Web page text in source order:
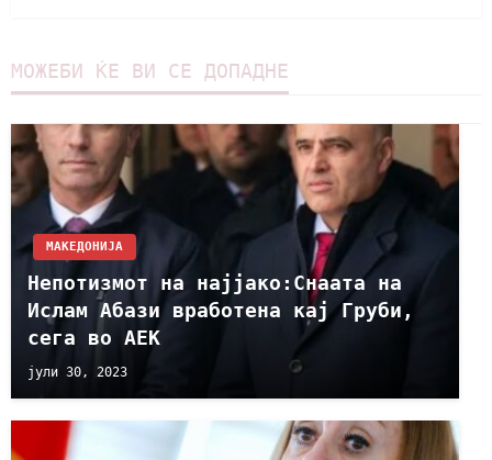
МОЖЕБИ ЌЕ ВИ СЕ ДОПАДНЕ
МАКЕДОНИЈА
Непотизмот на најјако:Снаата на
Ислам Абази вработена кај Груби,
сега во АЕК
јули 30, 2023